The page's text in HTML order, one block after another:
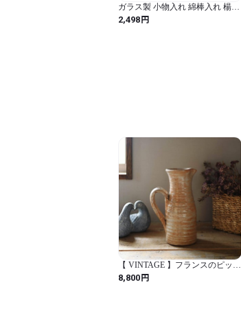
ガラス製 小物入れ 綿棒入れ 楊枝
入れ インテリア 蓋付 (透明)
2,498円
【 VINTAGE 】フランスのピッチ
ャーベース｜ヴィンテージ イン
テリア 雑貨屋
8,800円